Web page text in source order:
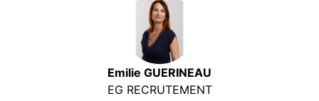
Emilie GUERINEAU
EG RECRUTEMENT